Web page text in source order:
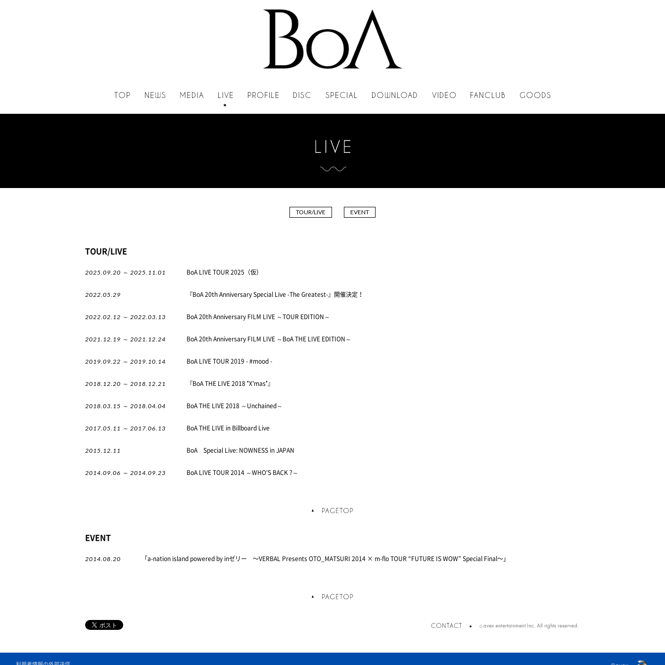
TOUR/LIVE EVENT
TOUR/LIVE
2025.09.20 ～ 2025.11.01 BoA LIVE TOUR 2025（仮）
2022.05.29 『BoA 20th Anniversary Special Live -The Greatest-』開催決定！
2022.02.12 ～ 2022.03.13 BoA 20th Anniversary FILM LIVE ～TOUR EDITION～
2021.12.19 ～ 2021.12.24 BoA 20th Anniversary FILM LIVE ～BoA THE LIVE EDITION～
2019.09.22 ～ 2019.10.14 BoA LIVE TOUR 2019 - #mood -
2018.12.20 ～ 2018.12.21 『BoA THE LIVE 2018 "X'mas"』
2018.03.15 ～ 2018.04.04 BoA THE LIVE 2018 ～Unchained～
2017.05.11 ～ 2017.06.13 BoA THE LIVE in Billboard Live
2015.12.11 BoA Special Live: NOWNESS in JAPAN
2014.09.06 ～ 2014.09.23 BoA LIVE TOUR 2014 ～WHO'S BACK ?～
EVENT
2014.08.20 「a-nation island powered by inゼリー 〜VERBAL Presents OTO_MATSURI 2014 × m-flo TOUR “FUTURE IS WOW” Special Final〜」